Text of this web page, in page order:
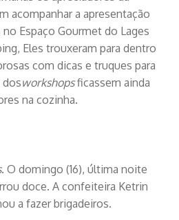
acompanhar a apresentação
Espaço Gourmet do Lages
Eles trouxeram para dentro
com dicas e truques para
dosworkshopsficassem ainda
na cozinha.
. O domingo (16), última noite
doce. A confeiteira Ketrin
a fazer brigadeiros.